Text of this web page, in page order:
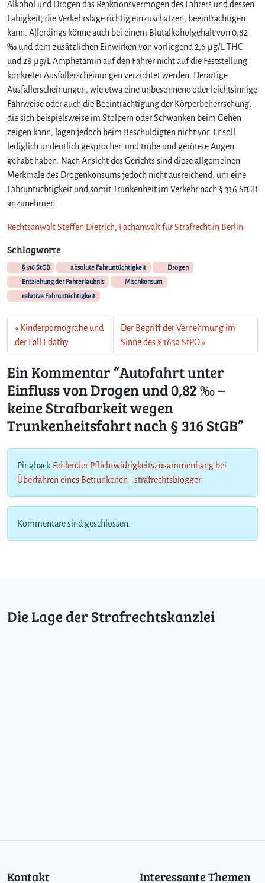
r
k
e
i
t
e
g
e
n
T
r
k
e
e
s
r
t
n
a
c
h
§
3
6
G
B
Alkohol und Drogen das Reaktionsvermögen des Fahrers und dessen
Fähigkeit, die Verkehrslage richtig einzuschätzen, beeinträchtigen
kann. Allerdings könne auch bei einem Blutalkoholgehalt von 0,82
‰ und dem zusätzlichen Einwirken von vorliegend 2,6 µg/L THC
und 28 µg/L Amphetamin auf den Fahrer nicht auf die Feststellung
konkreter Ausfallerscheinungen verzichtet werden. Derartige
Ausfallerscheinungen, wie etwa eine unbesonnene oder leichtsinnige
Fahrweise oder auch die Beeinträchtigung der Körperbeherrschung,
die sich beispielsweise im Stolpern oder Schwanken beim Gehen
zeigen kann, lagen jedoch beim Beschuldigten nicht vor. Er soll
lediglich undeutlich gesprochen und trübe und gerötete Augen
gehabt haben. Nach Ansicht des Gerichts sind diese allgemeinen
Merkmale des Drogenkonsums jedoch nicht ausreichend, um eine
Fahruntüchtigkeit und somit Trunkenheit im Verkehr nach § 316 StGB
anzunehmen.
Rechtsanwalt Steffen Dietrich, Fachanwalt für Strafrecht in Berlin
Schlagworte
§ 316 StGB absolute Fahruntüchtigkeit
Drogen
Entziehung der Fahrerlaubnis
Mischkonsum
relative Fahruntüchtigkeit
Kinderpornografie und
der Fall Edathy
Der Begriff der Vernehmung im
Sinne des § 163a StPO
Ein Kommentar “Autofahrt unter
Einfluss von Drogen und 0,82 ‰ –
keine Strafbarkeit wegen
Trunkenheitsfahrt nach § 316 StGB”
Pingback:Fehlender Pflichtwidrigkeitszusammenhang bei
Überfahren eines Betrunkenen | strafrechtsblogger
Kommentare sind geschlossen.
Die Lage der Strafrechtskanzlei
Kontakt Interessante Themen